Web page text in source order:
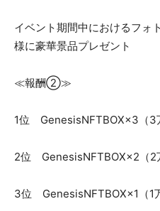
イベント期間中におけるフォ
様に豪華景品プレゼント
≪報酬②≫
1位 GenesisNFTBOX×3（3
2位 GenesisNFTBOX×2（2
3位 GenesisNFTBOX×1（1